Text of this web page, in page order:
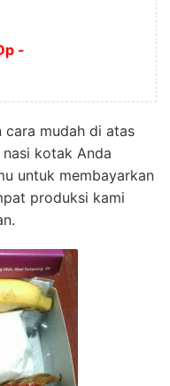
-
cara mudah di atas
kotak Anda
untuk membayarkan
produksi kami